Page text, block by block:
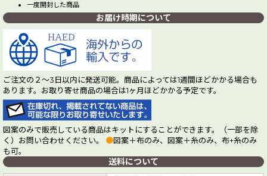
一度開封した商品
お届け時期について
ご注文の２～3日以内に発送可能。商品によっては1週間ほどかかる場合も
あります。お取り寄せ商品の場合は1ヶ月ほどかかる予定です。
図案のみで販売している商品はキットにすることができます。（一部を除
く）お問い合わせください。 ●図案＋布のみ、図案＋糸のみ、布+糸のみ
も可。
送料について